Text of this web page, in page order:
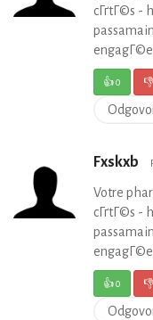
cГґtГ©s -
👍0 👎
Fxskxb
Votre
cГґtГ©s -
👍0 👎